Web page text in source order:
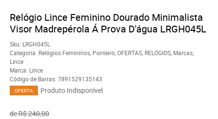
Relógio Lince Feminino Dourado Minimalista
Visor Madrepérola Á Prova D'água LRGH045L
Sku: LRGH045L
Categoria: Relógios Femininos Ponteiro OFERTAS RELÓGIOS Marcas
Lince
Marca: Lince
Código de Barras: 7891529135143
OFERTA Produto Indisponível
deR$ 240,00